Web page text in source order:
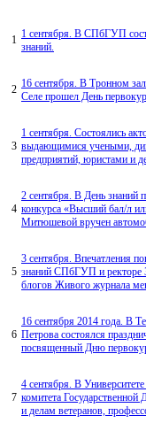
1 1 сентября. В СПбГУП
знаний.
2 16 сентября. В Тронном
Селе прошел День
3
1 сентября. Состоялись
выдающимися учеными,
предприятий, юристами и
4
2 сентября. В День знаний
конкурса «Высший бал/л
Митюшевой вручен
5
3 сентября. Впечатления
знаний СПбГУП и ректоре
блогов Живого журнала
6
16 сентября 2014 года. В
Петрова состоялся
посвященный Дню
7
4 сентября. В
комитета
и делам ветеранов,